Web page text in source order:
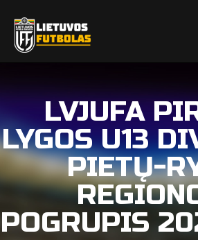
LVJUFA
LYGOS U13
PIETŲ-
POGRUPIS